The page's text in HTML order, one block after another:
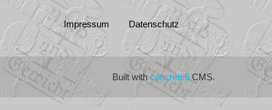
Impressum Datenschutz
Built withconcrete5CMS.